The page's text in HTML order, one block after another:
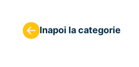
Inapoi la categorie